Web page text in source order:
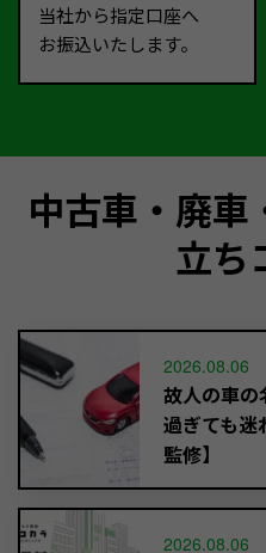
当社から指定口座へ
お振込いたします。
中古車・廃車
立ち
2026.08.06
故人の車の
過ぎても迷
監修】
2026.08.06